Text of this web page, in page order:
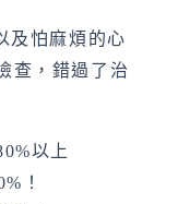
及怕麻煩的心
查，錯過了治
以上
！